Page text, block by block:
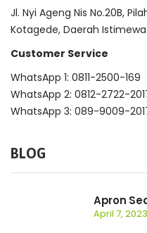
Jl. Nyi Ageng Nis No.20B,
Kotagede, Daerah Istimewa
Customer Service
WhatsApp 1: 0811-2500-169
WhatsApp 2: 0812-2722-
WhatsApp 3: 089-9009-
BLOG
Apron
April 7, 2023